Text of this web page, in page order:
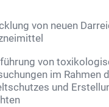
von neuen
von
im Rahmen
und